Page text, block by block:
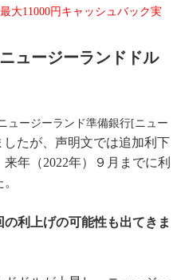
最大11000円キャッシュバック実
ュージーランドドル
ニュージーランド準備銀行[ニュー
したが、声明文では追加利下
年（2022年）９月までに利
の利上げの可能性も出てきま